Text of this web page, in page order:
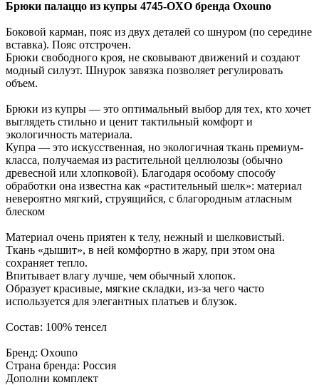
Брюки палаццо из купры 4745-OXO бренда Oxouno
Боковой карман, пояс из двух деталей со шнуром (по середине
вставка). Пояс отстрочен.
Брюки свободного кроя, не сковывают движений и создают
модный силуэт. Шнурок завязка позволяет регулировать
объем.
Брюки из купры — это оптимальный выбор для тех, кто хочет
выглядеть стильно и ценит тактильный комфорт и
экологичность материала.
Купра — это искусственная, но экологичная ткань премиум-
класса, получаемая из растительной целлюлозы (обычно
древесной или хлопковой). Благодаря особому способу
обработки она известна как «растительный шелк»: материал
невероятно мягкий, струящийся, с благородным атласным
блеском
Материал очень приятен к телу, нежный и шелковистый.
Ткань «дышит», в ней комфортно в жару, при этом она
сохраняет тепло.
Впитывает влагу лучше, чем обычный хлопок.
Образует красивые, мягкие складки, из-за чего часто
используется для элегантных платьев и блузок.
Состав: 100% тенсел
Бренд: Oxouno
Страна бренда: Россия
Дополни комплект